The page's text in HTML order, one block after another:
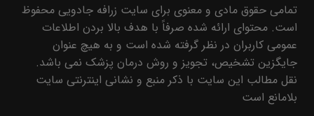
تمامی حقوق مادی و معنوی برای سایت زرافه جادویی محفوظ
است. محتوای ارائه شده صرفاً با هدف بالا بردن اطلاعات
عمومی کاربران در نظر گرفته شده است و به هیچ عنوان
جایگزین تشخیص، تجویز و روش درمان پزشک نمی باشد.
نقل مطالب این سایت با ذکر منبع و نشانی اینترنتی سایت
بلامانع است